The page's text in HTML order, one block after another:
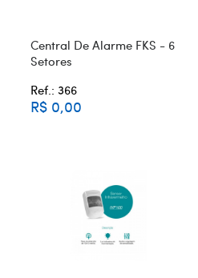
Central De Alarme FKS - 6
Setores
Ref.: 366
R$ 0,00